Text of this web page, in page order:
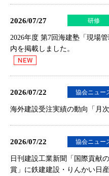
2026/07/27 研修
2026年度 第7回海建塾「現場
内を掲載しました。
2026/07/22 協会ニュー
海外建設受注実績の動向「月
2026/07/22 協会ニュー
日刊建設工業新聞「国際貢献
賞」に鉄建建設・りんかい日